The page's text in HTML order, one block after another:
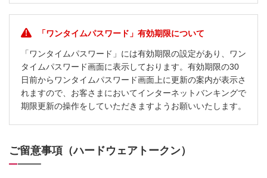
「ワンタイムパスワード」有効期限について
「ワンタイムパスワード」には有効期限の設定があり、ワン
タイムパスワード画面に表示しております。有効期限の30
日前からワンタイムパスワード画面上に更新の案内が表示さ
れますので、お客さまにおいてインターネットバンキングで
期限更新の操作をしていただきますようお願いいたします。
ご留意事項（ハードウェアトークン）